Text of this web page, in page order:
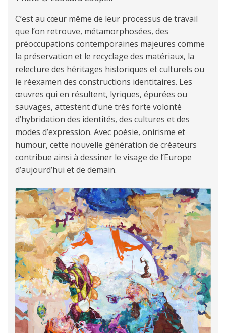
C’est au cœur même de leur processus de travail
que l’on retrouve, métamorphosées, des
préoccupations contemporaines majeures comme
la préservation et le recyclage des matériaux, la
relecture des héritages historiques et culturels ou
le réexamen des constructions identitaires. Les
œuvres qui en résultent, lyriques, épurées ou
sauvages, attestent d’une très forte volonté
d’hybridation des identités, des cultures et des
modes d’expression. Avec poésie, onirisme et
humour, cette nouvelle génération de créateurs
contribue ainsi à dessiner le visage de l’Europe
d’aujourd’hui et de demain.